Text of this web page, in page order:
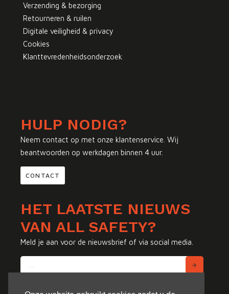
Verzending & bezorging
Retourneren & ruilen
Digitale veiligheid & privacy
Cookies
Klanttevredenheidsonderzoek
HULP NODIG?
Neem contact op met onze klantenservice. Wij
beantwoorden op werkdagen binnen 4 uur.
CONTACT
HET LAATSTE NIEUWS
VAN ALL SAFETY?
Meld je aan voor de nieuwsbrief of via social media.